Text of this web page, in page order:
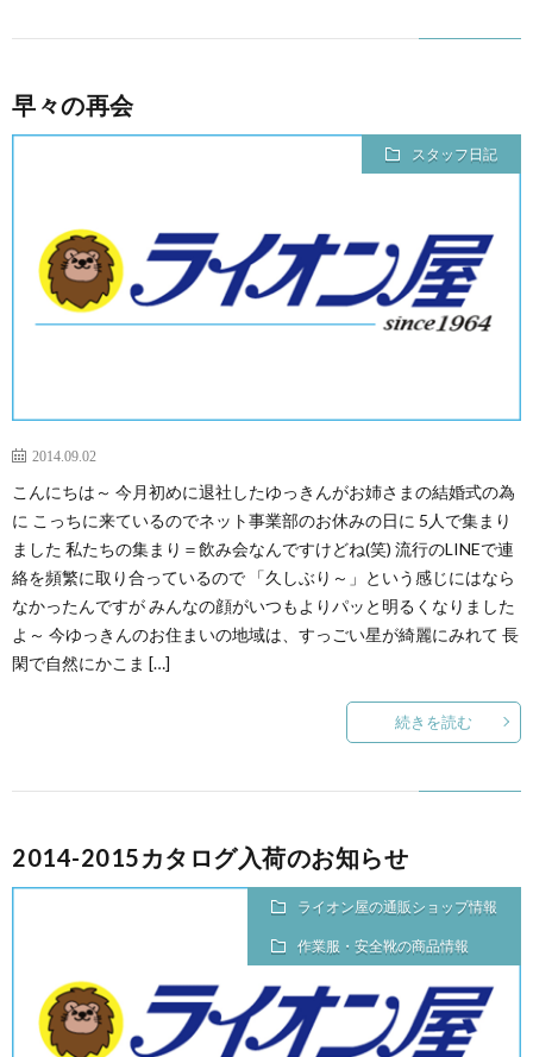
早々の再会
スタッフ日記
2014.09.02
こんにちは～ 今月初めに退社したゆっきんがお姉さまの結婚式の為
に こっちに来ているのでネット事業部のお休みの日に 5人で集まり
ました 私たちの集まり＝飲み会なんですけどね(笑) 流行のLINEで連
絡を頻繁に取り合っているので 「久しぶり～」という感じにはなら
なかったんですが みんなの顔がいつもよりパッと明るくなりました
よ～ 今ゆっきんのお住まいの地域は、すっごい星が綺麗にみれて 長
閑で自然にかこま […]
続きを読む
2014-2015カタログ入荷のお知らせ
ライオン屋の通販ショップ情報
作業服・安全靴の商品情報